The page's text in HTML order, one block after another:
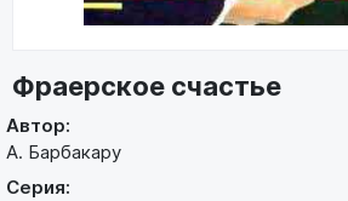
Фраерское счастье
Автор:
А. Барбакару
Серия: